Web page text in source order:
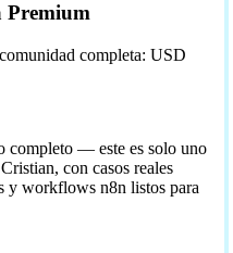
Premium
completa: USD
completo — este es solo uno
con casos reales
y workflows n8n listos para